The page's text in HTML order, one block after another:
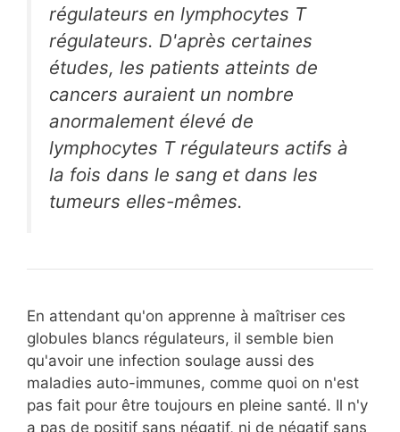
régulateurs en lymphocytes T
régulateurs. D'après certaines
études, les patients atteints de
cancers auraient un nombre
anormalement élevé de
lymphocytes T régulateurs actifs à
la fois dans le sang et dans les
tumeurs elles-mêmes.
En attendant qu'on apprenne à maîtriser ces
globules blancs régulateurs, il semble bien
qu'avoir une infection soulage aussi des
maladies auto-immunes, comme quoi on n'est
pas fait pour être toujours en pleine santé. Il n'y
a pas de positif sans négatif, ni de négatif sans